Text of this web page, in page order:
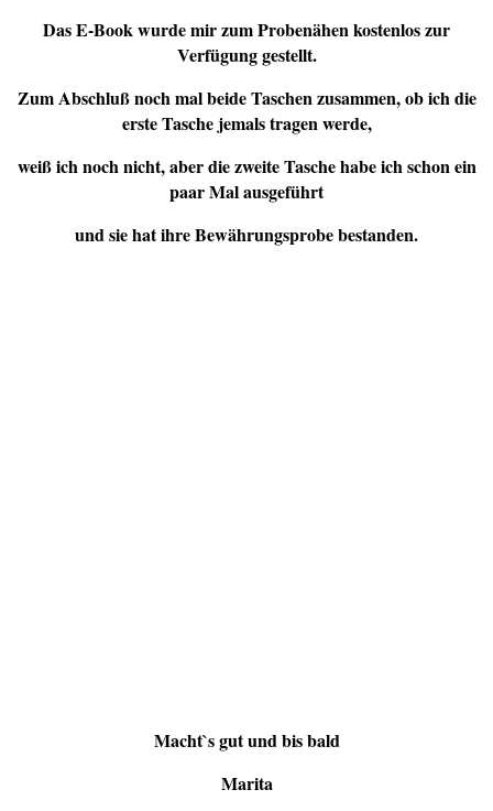
Das E-Book wurde mir zum Probenähen kostenlos zur
Verfügung gestellt.
Zum Abschluß noch mal beide Taschen zusammen, ob ich die
erste Tasche jemals tragen werde,
weiß ich noch nicht, aber die zweite Tasche habe ich schon ein
paar Mal ausgeführt
und sie hat ihre Bewährungsprobe bestanden.
Macht`s gut und bis bald
Marita